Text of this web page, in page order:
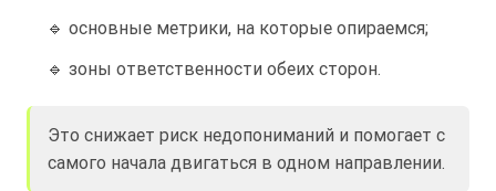
🔹 основные метрики, на которые опираемся;
🔹 зоны ответственности обеих сторон.
Это снижает риск недопониманий и помогает с
самого начала двигаться в одном направлении.